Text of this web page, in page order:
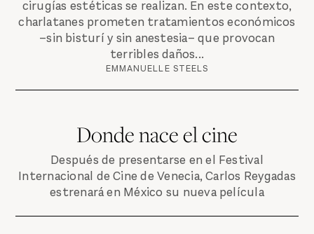
cirugías estéticas se realizan. En este contexto,
charlatanes prometen tratamientos económicos
–sin bisturí y sin anestesia– que provocan
terribles daños...
EMMANUELLE STEELS
Donde nace el cine
Después de presentarse en el Festival
Internacional de Cine de Venecia, Carlos Reygadas
estrenará en México su nueva película